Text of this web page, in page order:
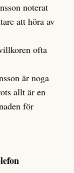
noterat
att höra av
ofta
är noga
allt är en
för